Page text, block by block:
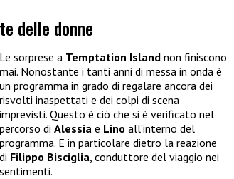
delle donne
Le sorprese a Temptation Island non finiscono
mai. Nonostante i tanti anni di messa in onda è
un programma in grado di regalare ancora dei
risvolti inaspettati e dei colpi di scena
imprevisti. Questo è ciò che si è verificato nel
percorso di Alessia e Lino all’interno del
programma. E in particolare dietro la reazione
di Filippo Bisciglia , conduttore del viaggio nei
sentimenti.